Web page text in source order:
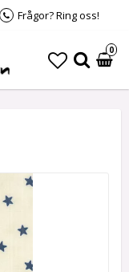
Frågor? Ring oss!
0